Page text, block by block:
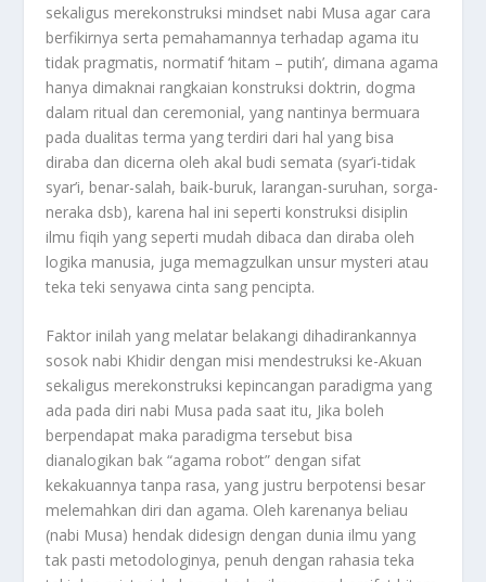
sekaligus merekonstruksi mindset nabi Musa agar cara
berfikirnya serta pemahamannya terhadap agama itu
tidak pragmatis, normatif ‘hitam – putih’, dimana agama
hanya dimaknai rangkaian konstruksi doktrin, dogma
dalam ritual dan ceremonial, yang nantinya bermuara
pada dualitas terma yang terdiri dari hal yang bisa
diraba dan dicerna oleh akal budi semata (syar’i-tidak
syar’i, benar-salah, baik-buruk, larangan-suruhan, sorga-
neraka dsb), karena hal ini seperti konstruksi disiplin
ilmu fiqih yang seperti mudah dibaca dan diraba oleh
logika manusia, juga memagzulkan unsur mysteri atau
teka teki senyawa cinta sang pencipta.
Faktor inilah yang melatar belakangi dihadirankannya
sosok nabi Khidir dengan misi mendestruksi ke-Akuan
sekaligus merekonstruksi kepincangan paradigma yang
ada pada diri nabi Musa pada saat itu, Jika boleh
berpendapat maka paradigma tersebut bisa
dianalogikan bak “agama robot” dengan sifat
kekakuannya tanpa rasa, yang justru berpotensi besar
melemahkan diri dan agama. Oleh karenanya beliau
(nabi Musa) hendak didesign dengan dunia ilmu yang
tak pasti metodologinya, penuh dengan rahasia teka